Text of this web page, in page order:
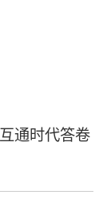
通时代答卷